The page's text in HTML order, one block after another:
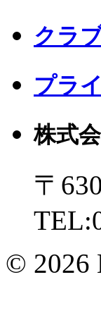
クラ
プラ
株式
〒
© 2026